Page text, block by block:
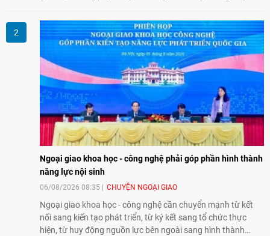
giao lưu nhân dân trong chặng đường nửa thế kỷ quan hệ
song phương.
Ngoại giao khoa học - công nghệ phải góp phần hình thành
năng lực nội sinh
06/08/2026 08:35 CHUYỆN NGOẠI GIAO
Ngoại giao khoa học - công nghệ cần chuyển mạnh từ kết
nối sang kiến tạo phát triển, từ ký kết sang tổ chức thực
hiện, từ huy động nguồn lực bên ngoài sang hình thành